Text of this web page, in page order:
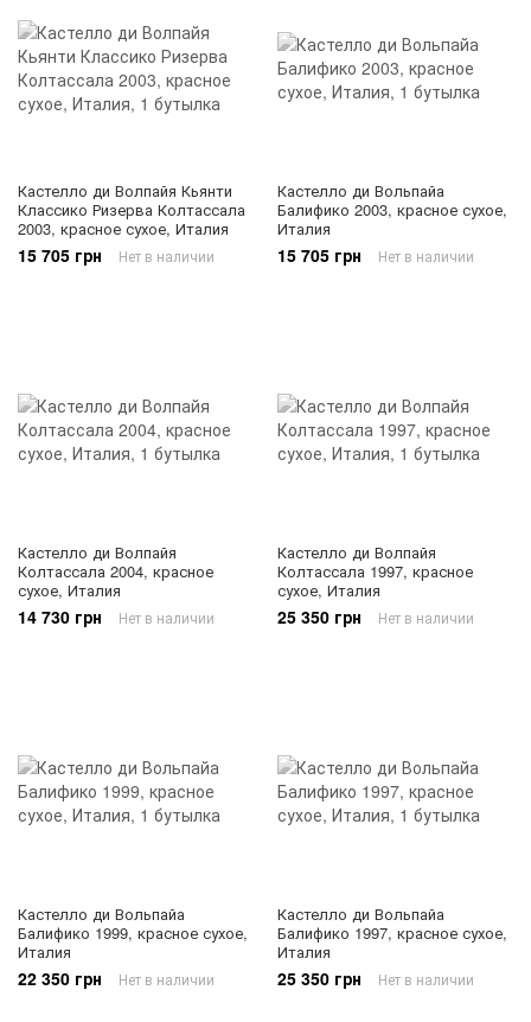
Кастелло ди Волпайя Кьянти
Классико Ризерва Колтассала
2003, красное сухое, Италия
15 705 грн Нет в наличии
Кастелло ди Вольпайа
Балифико 2003, красное сухое,
Италия
15 705 грн Нет в наличии
Кастелло ди Волпайя
Колтассала 2004, красное
сухое, Италия
14 730 грн Нет в наличии
Кастелло ди Волпайя
Колтассала 1997, красное
сухое, Италия
25 350 грн Нет в наличии
Кастелло ди Вольпайа
Балифико 1999, красное сухое,
Италия
22 350 грн Нет в наличии
Кастелло ди Вольпайа
Балифико 1997, красное сухое,
Италия
25 350 грн Нет в наличии